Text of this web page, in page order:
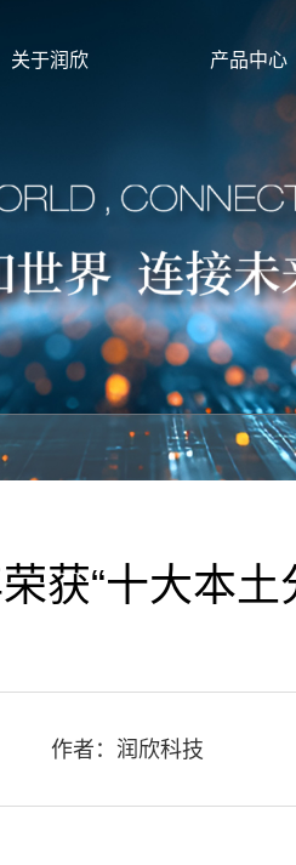
关于润欣 产品中心
获“十大本土
作者：润欣科技